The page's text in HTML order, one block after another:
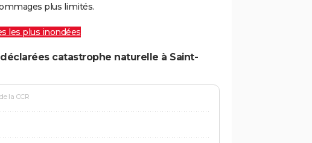
plus limités.
les plus inondées
catastrophe naturelle à Saint-
la CCR